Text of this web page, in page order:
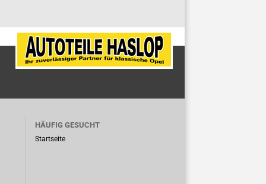
HÄUFIG GESUCHT
Startseite